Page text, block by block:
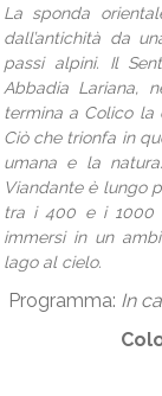
La sponda
dall’antichità da
passi alpini. Il
Abbadia Lariana,
termina a Colico
Ciò che trionfa in
umana e la
Viandante è lungo
tra i 400 e i 1000
immersi in un
lago al cielo.
Programma: In